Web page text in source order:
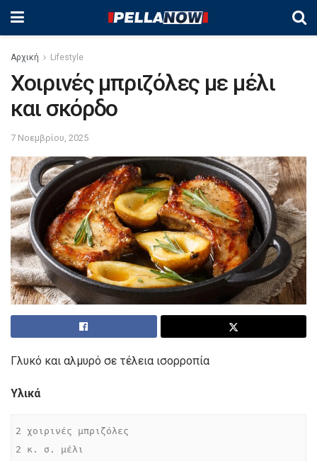
Αρχική Lifestyle
Χοιρινές μπριζόλες με μέλι
και σκόρδο
7 Νοεμβρίου, 2025
Γλυκό και αλμυρό σε τέλεια ισορροπία
Υλικά
2 χοιρινές μπριζόλες
2 κ. σ. μέλι